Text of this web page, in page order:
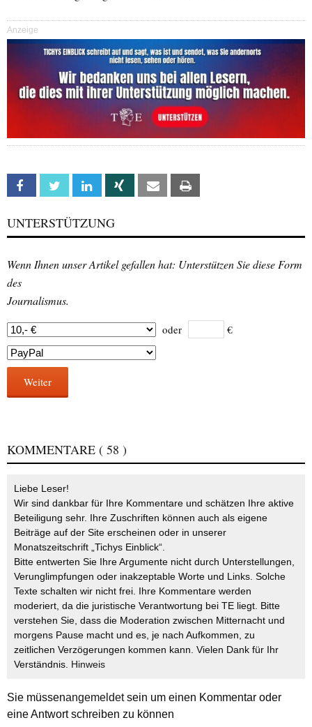
Anzeige
Facebook Twitter Linkedin Xing Email
UNTERSTÜTZUNG
Wenn Ihnen unser Artikel gefallen hat: Unterstützen Sie diese Form
des
Journalismus.
oder €
Weiter
KOMMENTARE ( 58 )
Liebe Leser!
Wir sind dankbar für Ihre Kommentare und schätzen Ihre aktive
Beteiligung sehr. Ihre Zuschriften können auch als eigene
Beiträge auf der Site erscheinen oder in unserer
Monatszeitschrift „Tichys Einblick“.
Bitte entwerten Sie Ihre Argumente nicht durch Unterstellungen,
Verunglimpfungen oder inakzeptable Worte und Links. Solche
Texte schalten wir nicht frei. Ihre Kommentare werden
moderiert, da die juristische Verantwortung bei TE liegt. Bitte
verstehen Sie, dass die Moderation zwischen Mitternacht und
morgens Pause macht und es, je nach Aufkommen, zu
zeitlichen Verzögerungen kommen kann. Vielen Dank für Ihr
Verständnis. Hinweis
Sie müssenangemeldetsein um einen Kommentar oder
eine Antwort schreiben zu können